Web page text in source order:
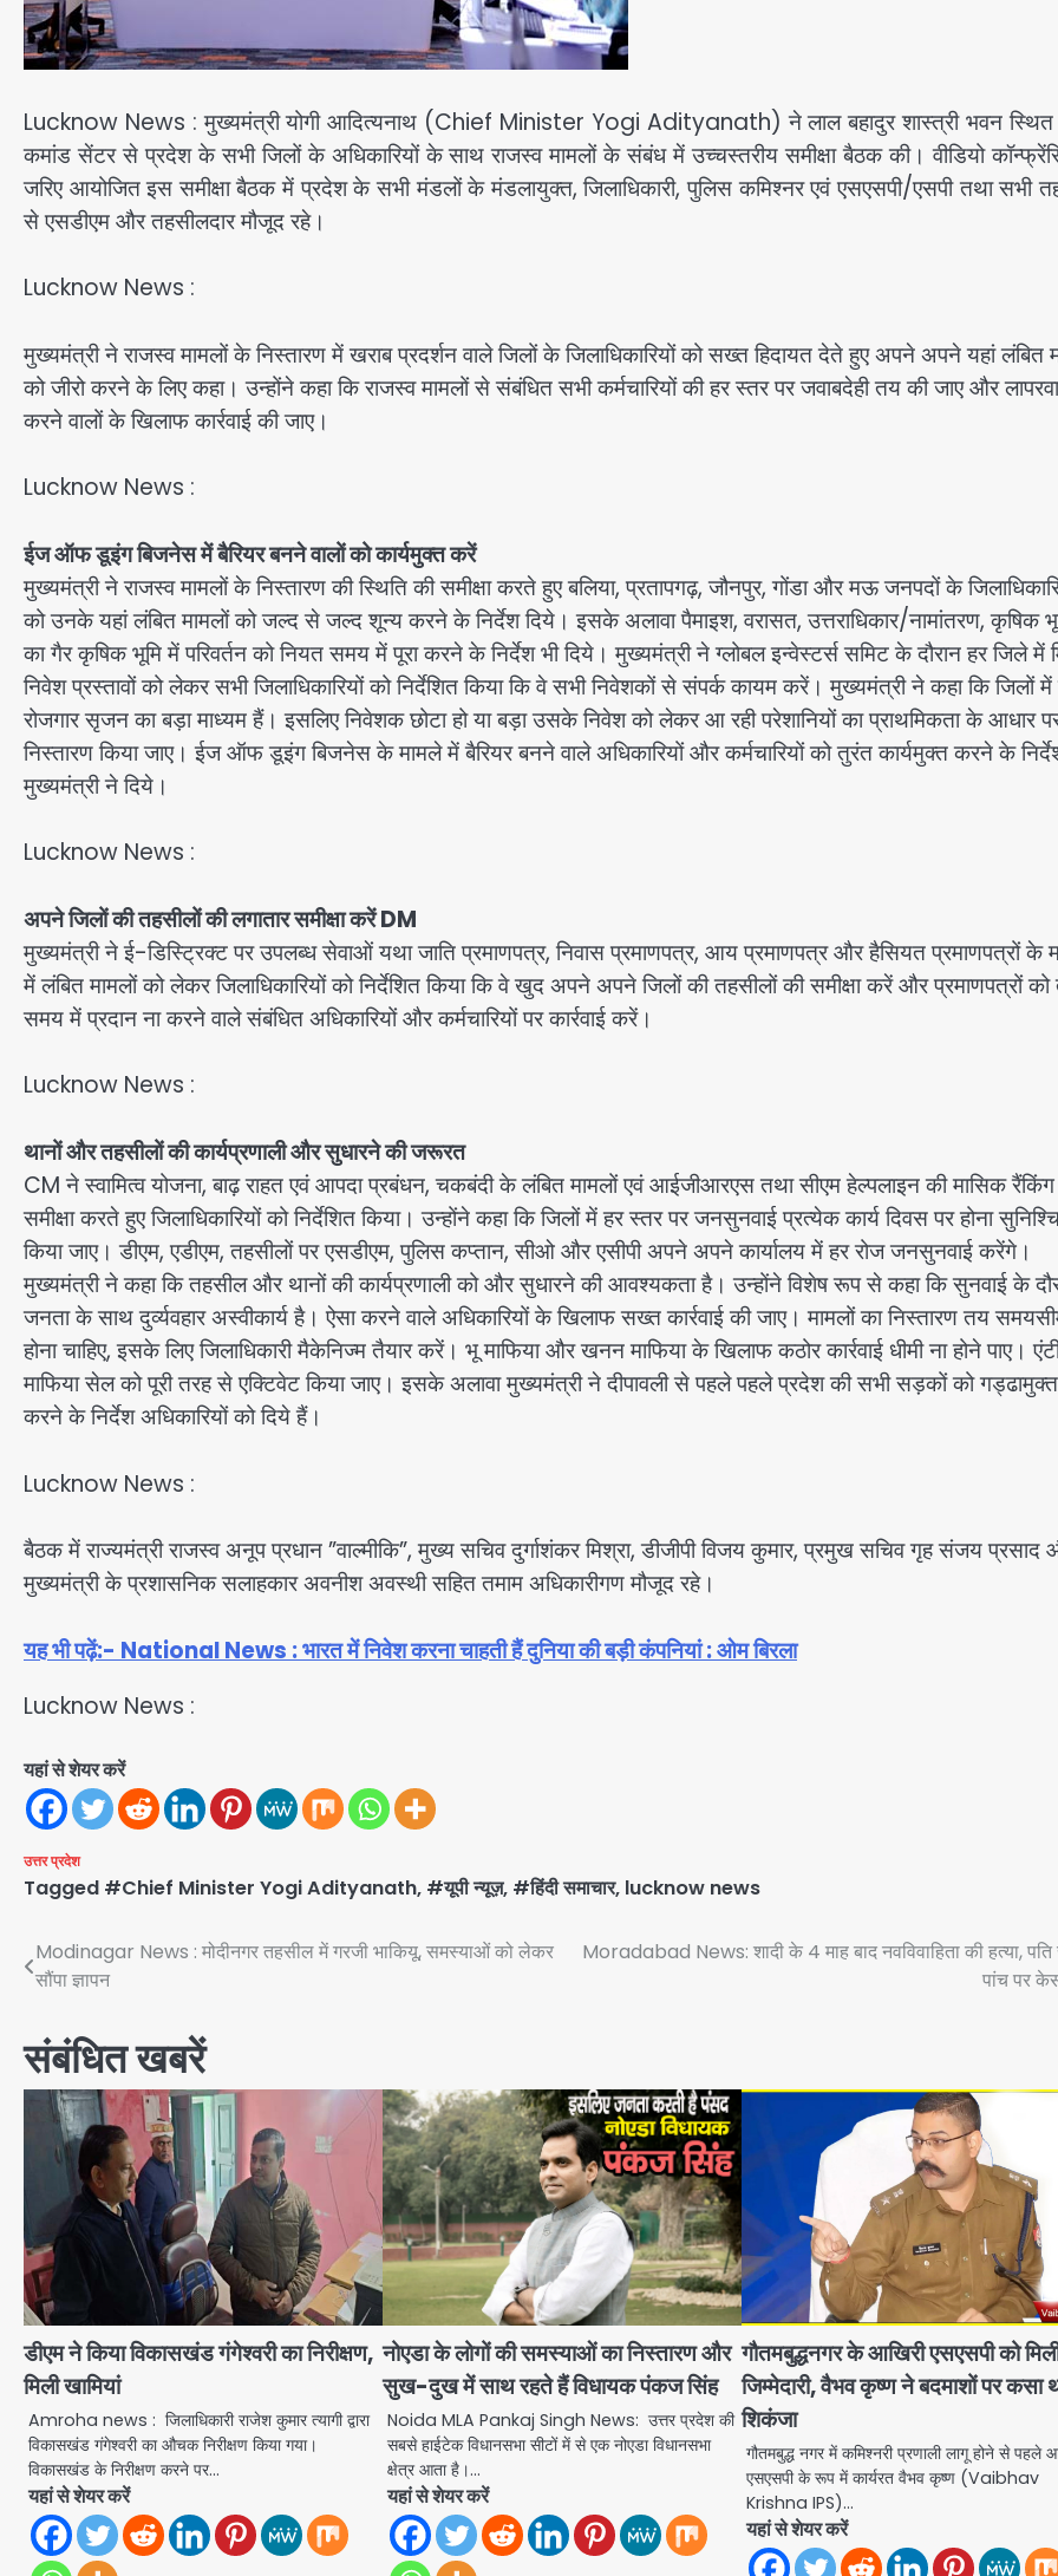
Lucknow News : मुख्यमंत्री योगी आदित्यनाथ (Chief Minister Yogi Adityanath) ने लाल बहादुर शास्त्री भवन स्थित
कमांड सेंटर से प्रदेश के सभी जिलों के अधिकारियों के साथ राजस्व मामलों के संबंध में उच्चस्तरीय समीक्षा बैठक की। वीडियो
जरिए आयोजित इस समीक्षा बैठक में प्रदेश के सभी मंडलों के मंडलायुक्त, जिलाधिकारी, पुलिस कमिश्नर एवं एसएसपी/एसपी तथा सभी
से एसडीएम और तहसीलदार मौजूद रहे।
Lucknow News :
मुख्यमंत्री ने राजस्व मामलों के निस्तारण में खराब प्रदर्शन वाले जिलों के जिलाधिकारियों को सख्त हिदायत देते हुए अपने अपने यहां लंबित
को जीरो करने के लिए कहा। उन्होंने कहा कि राजस्व मामलों से संबंधित सभी कर्मचारियों की हर स्तर पर जवाबदेही तय की जाए और
करने वालों के खिलाफ कार्रवाई की जाए।
Lucknow News :
ईज ऑफ डूइंग बिजनेस में बैरियर बनने वालों को कार्यमुक्त करें
मुख्यमंत्री ने राजस्व मामलों के निस्तारण की स्थिति की समीक्षा करते हुए बलिया, प्रतापगढ़, जौनपुर, गोंडा और मऊ जनपदों के
को उनके यहां लंबित मामलों को जल्द से जल्द शून्य करने के निर्देश दिये। इसके अलावा पैमाइश, वरासत, उत्तराधिकार/नामांतरण, कृषिक
का गैर कृषिक भूमि में परिवर्तन को नियत समय में पूरा करने के निर्देश भी दिये। मुख्यमंत्री ने ग्लोबल इन्वेस्टर्स समिट के दौरान हर जिले में
निवेश प्रस्तावों को लेकर सभी जिलाधिकारियों को निर्देशित किया कि वे सभी निवेशकों से संपर्क कायम करें। मुख्यमंत्री ने कहा कि जिलों
रोजगार सृजन का बड़ा माध्यम हैं। इसलिए निवेशक छोटा हो या बड़ा उसके निवेश को लेकर आ रही परेशानियों का प्राथमिकता के आधार
निस्तारण किया जाए। ईज ऑफ डूइंग बिजनेस के मामले में बैरियर बनने वाले अधिकारियों और कर्मचारियों को तुरंत कार्यमुक्त करने के
मुख्यमंत्री ने दिये।
Lucknow News :
अपने जिलों की तहसीलों की लगातार समीक्षा करें DM
मुख्यमंत्री ने ई-डिस्ट्रिक्ट पर उपलब्ध सेवाओं यथा जाति प्रमाणपत्र, निवास प्रमाणपत्र, आय प्रमाणपत्र और हैसियत प्रमाणपत्रों के
में लंबित मामलों को लेकर जिलाधिकारियों को निर्देशित किया कि वे खुद अपने अपने जिलों की तहसीलों की समीक्षा करें और प्रमाणपत्रों
समय में प्रदान ना करने वाले संबंधित अधिकारियों और कर्मचारियों पर कार्रवाई करें।
Lucknow News :
थानों और तहसीलों की कार्यप्रणाली और सुधारने की जरूरत
CM ने स्वामित्व योजना, बाढ़ राहत एवं आपदा प्रबंधन, चकबंदी के लंबित मामलों एवं आईजीआरएस तथा सीएम हेल्पलाइन की मासिक
समीक्षा करते हुए जिलाधिकारियों को निर्देशित किया। उन्होंने कहा कि जिलों में हर स्तर पर जनसुनवाई प्रत्येक कार्य दिवस पर होना
किया जाए। डीएम, एडीएम, तहसीलों पर एसडीएम, पुलिस कप्तान, सीओ और एसीपी अपने अपने कार्यालय में हर रोज जनसुनवाई करेंगे।
मुख्यमंत्री ने कहा कि तहसील और थानों की कार्यप्रणाली को और सुधारने की आवश्यकता है। उन्होंने विशेष रूप से कहा कि सुनवाई के
जनता के साथ दुर्व्यवहार अस्वीकार्य है। ऐसा करने वाले अधिकारियों के खिलाफ सख्त कार्रवाई की जाए। मामलों का निस्तारण तय
होना चाहिए, इसके लिए जिलाधिकारी मैकेनिज्म तैयार करें। भू माफिया और खनन माफिया के खिलाफ कठोर कार्रवाई धीमी ना होने पाए।
माफिया सेल को पूरी तरह से एक्टिवेट किया जाए। इसके अलावा मुख्यमंत्री ने दीपावली से पहले पहले प्रदेश की सभी सड़कों को गड्ढामुक्त
करने के निर्देश अधिकारियों को दिये हैं।
Lucknow News :
बैठक में राज्यमंत्री राजस्व अनूप प्रधान ”वाल्मीकि”, मुख्य सचिव दुर्गाशंकर मिश्रा, डीजीपी विजय कुमार, प्रमुख सचिव गृह संजय प्रसाद
मुख्यमंत्री के प्रशासनिक सलाहकार अवनीश अवस्थी सहित तमाम अधिकारीगण मौजूद रहे।
यह भी पढ़ें:- National News : भारत में निवेश करना चाहती हैं दुनिया की बड़ी कंपनियां : ओम बिरला
Lucknow News :
यहां से शेयर करें
उत्तर प्रदेश
Tagged #Chief Minister Yogi Adityanath, #यूपी न्यूज़, #हिंदी समाचार, lucknow news
Post
navigation
Modinagar News : मोदीनगर तहसील में गरजी भाकियू, समस्याओं को लेकर
सौंपा ज्ञापन
Moradabad News: शादी के 4 माह बाद नवविवाहिता की हत्या,
पांच पर
संबंधित खबरें
डीएम ने किया विकासखंड गंगेश्वरी का निरीक्षण,
मिली खामियां
Amroha news : जिलाधिकारी राजेश कुमार त्यागी द्वारा
विकासखंड गंगेश्वरी का औचक निरीक्षण किया गया।
विकासखंड के निरीक्षण करने पर…
यहां से शेयर करें
नोएडा के लोगों की समस्याओं का निस्तारण और
सुख-दुख में साथ रहते हैं विधायक पंकज सिंह
Noida MLA Pankaj Singh News: उत्तर प्रदेश की
सबसे हाईटेक विधानसभा सीटों में से एक नोएडा विधानसभा
क्षेत्र आता है।…
यहां से शेयर करें
गौतमबुद्धनगर के आखिरी एसएसपी को
जिम्मेदारी, वैभव कृष्ण ने बदमाशों पर कसा
शिकंजा
गौतमबुद्ध नगर में कमिश्नरी प्रणाली लागू होने से पहले
एसएसपी के रूप में कार्यरत वैभव कृष्ण (Vaibhav
Krishna IPS)…
यहां से शेयर करें